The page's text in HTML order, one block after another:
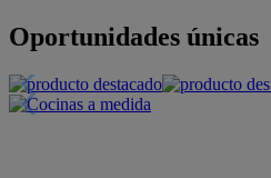
Oportunidades únicas